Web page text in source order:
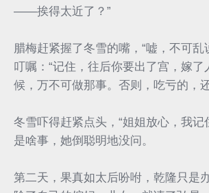
——挨得太近了？”
腊梅赶紧握了冬雪的嘴，“嘘，不可乱
叮嘱：“记住，往后你要出了宫，嫁
候，万不可做那事。否则，吃亏的，
冬雪吓得赶紧点头，“姐姐放心，我记
是啥事，她倒聪明地没问。
第二天，果真如太后吩咐，乾隆只是